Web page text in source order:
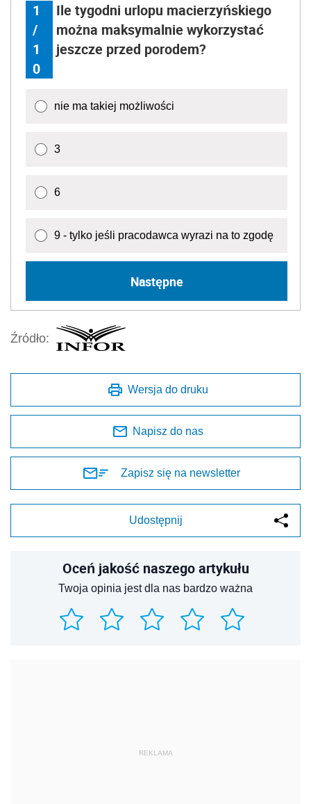
1
/
1
0
Ile tygodni urlopu macierzyńskiego
można maksymalnie wykorzystać
jeszcze przed porodem?
nie ma takiej możliwości
3
6
9 - tylko jeśli pracodawca wyrazi na to zgodę
Następne
Źródło:
Wersja do druku
Napisz do nas
Zapisz się na newsletter
Udostępnij
Oceń jakość naszego artykułu
Twoja opinia jest dla nas bardzo ważna
REKLAMA